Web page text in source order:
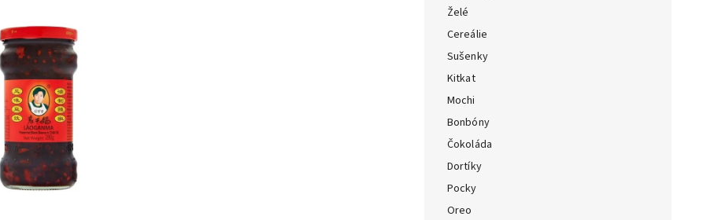
Želé
Cereálie
Sušenky
Kitkat
Mochi
Bonbóny
Čokoláda
Dortíky
Pocky
Oreo